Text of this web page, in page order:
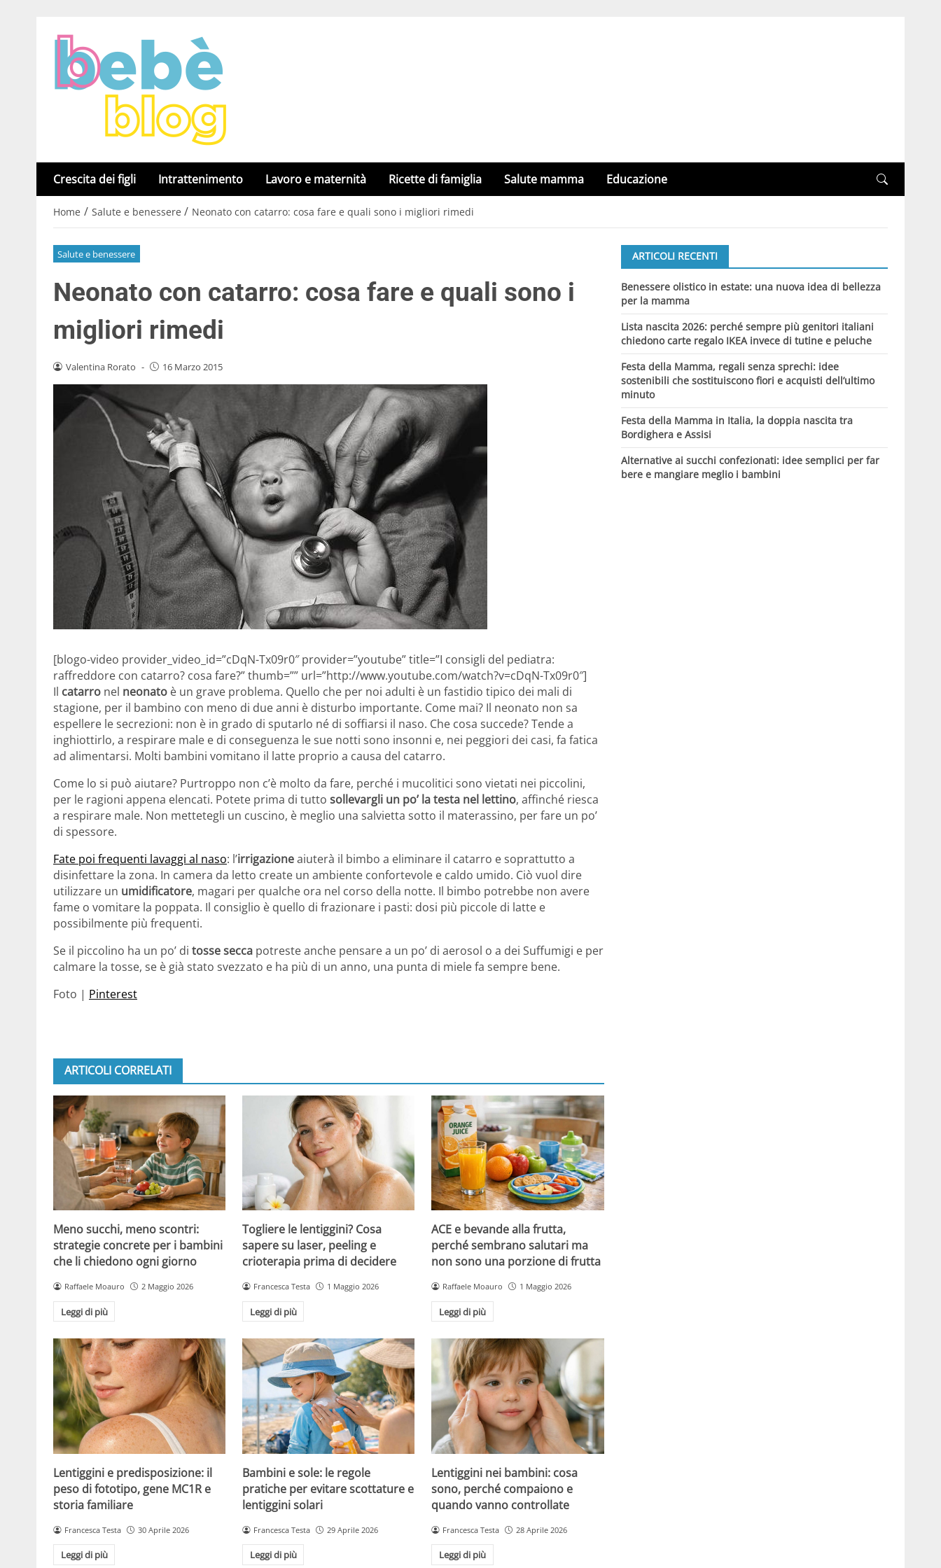
Crescita dei figli Intrattenimento Lavoro e maternità Ricette di famiglia Salute mamma Educazione
Home / Salute e benessere / Neonato con catarro: cosa fare e quali sono i migliori rimedi
Salute e benessere
Neonato con catarro: cosa fare e quali sono i
migliori rimedi
Valentina Rorato - 16 Marzo 2015
[blogo-video provider_video_id=”cDqN-Tx09r0″ provider=”youtube” title=”I consigli del pediatra:
raffreddore con catarro? cosa fare?” thumb=”” url=”http://www.youtube.com/watch?v=cDqN-Tx09r0″]
Il catarro nel neonato è un grave problema. Quello che per noi adulti è un fastidio tipico dei mali di
stagione, per il bambino con meno di due anni è disturbo importante. Come mai? Il neonato non sa
espellere le secrezioni: non è in grado di sputarlo né di soffiarsi il naso. Che cosa succede? Tende a
inghiottirlo, a respirare male e di conseguenza le sue notti sono insonni e, nei peggiori dei casi, fa fatica
ad alimentarsi. Molti bambini vomitano il latte proprio a causa del catarro.
Come lo si può aiutare? Purtroppo non c’è molto da fare, perché i mucolitici sono vietati nei piccolini,
per le ragioni appena elencati. Potete prima di tutto sollevargli un po’ la testa nel lettino, affinché riesca
a respirare male. Non mettetegli un cuscino, è meglio una salvietta sotto il materassino, per fare un po’
di spessore.
Fate poi frequenti lavaggi al naso: l’irrigazioneaiuterà il bimbo a eliminare il catarro e soprattutto a
disinfettare la zona. In camera da letto create un ambiente confortevole e caldo umido. Ciò vuol dire
utilizzare un umidificatore, magari per qualche ora nel corso della notte. Il bimbo potrebbe non avere
fame o vomitare la poppata. Il consiglio è quello di frazionare i pasti: dosi più piccole di latte e
possibilmente più frequenti.
Se il piccolino ha un po’ di tosse secca potreste anche pensare a un po’ di aerosol o a dei Suffumigi e per
calmare la tosse, se è già stato svezzato e ha più di un anno, una punta di miele fa sempre bene.
Foto | Pinterest
ARTICOLI CORRELATI
Meno succhi, meno scontri:
strategie concrete per i bambini
che li chiedono ogni giorno
Raffaele Moauro 2 Maggio 2026
Leggi di più
Togliere le lentiggini? Cosa
sapere su laser, peeling e
crioterapia prima di decidere
Francesca Testa 1 Maggio 2026
Leggi di più
ACE e bevande alla frutta,
perché sembrano salutari ma
non sono una porzione di frutta
Raffaele Moauro 1 Maggio 2026
Leggi di più
Lentiggini e predisposizione: il
peso di fototipo, gene MC1R e
storia familiare
Francesca Testa 30 Aprile 2026
Leggi di più
Bambini e sole: le regole
pratiche per evitare scottature e
lentiggini solari
Francesca Testa 29 Aprile 2026
Leggi di più
Lentiggini nei bambini: cosa
sono, perché compaiono e
quando vanno controllate
Francesca Testa 28 Aprile 2026
Leggi di più
ARTICOLI RECENTI
Benessere olistico in estate: una nuova idea di bellezza
per la mamma
Lista nascita 2026: perché sempre più genitori italiani
chiedono carte regalo IKEA invece di tutine e peluche
Festa della Mamma, regali senza sprechi: idee
sostenibili che sostituiscono fiori e acquisti dell’ultimo
minuto
Festa della Mamma in Italia, la doppia nascita tra
Bordighera e Assisi
Alternative ai succhi confezionati: idee semplici per far
bere e mangiare meglio i bambini